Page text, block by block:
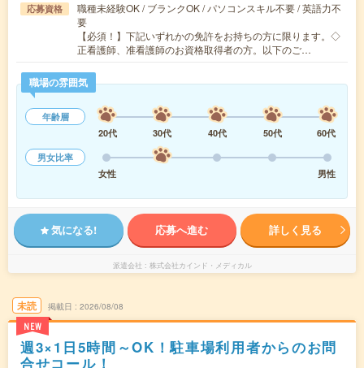
応募資格
職種未経験OK / ブランクOK / パソコンスキル不要 / 英語力不
要
【必須！】下記いずれかの免許をお持ちの方に限ります。◇
正看護師、准看護師のお資格取得者の方。以下のご…
職場の雰囲気
年齢層
20代
30代 40代 50代
60代
男女比率
女性
男性
気になる! 応募へ進む 詳しく見る
派遣会社 株式会社カインド・メディカル
未読
NEW
掲載日 2026/08/08
週3×1日5時間～OK！駐車場利用者からのお問
合せコール！